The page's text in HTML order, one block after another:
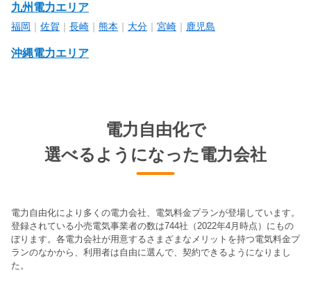
九州電力エリア
福岡 ｜ 佐賀 ｜ 長崎 ｜ 熊本 ｜ 大分 ｜ 宮崎 ｜ 鹿児島
沖縄電力エリア
電力自由化で
選べるようになった電力会社
電力自由化により多くの電力会社、電気料金プランが登場しています。
登録されている小売電気事業者の数は744社（2022年4月時点）にもの
ぼります。各電力会社が用意するさまざまなメリットを持つ電気料金プ
ランのなかから、利用者は自由に選んで、契約できるようになりまし
た。